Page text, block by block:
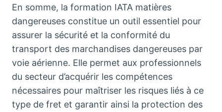
En somme, la formation IATA matières
dangereuses constitue un outil essentiel pour
assurer la sécurité et la conformité du
transport des marchandises dangereuses par
voie aérienne. Elle permet aux professionnels
du secteur d’acquérir les compétences
nécessaires pour maîtriser les risques liés à ce
type de fret et garantir ainsi la protection des